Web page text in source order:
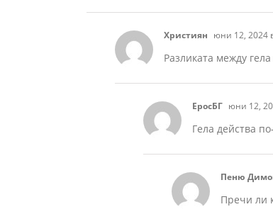
Християн юни 12, 2024
Разликата между
ЕросБГ юни 12,
Гела действа
Пеню
Пречи ли